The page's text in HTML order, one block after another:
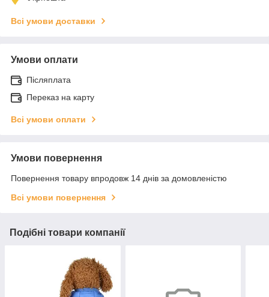
Всі умови доставки
Умови оплати
Післяплата
Переказ на карту
Всі умови оплати
Умови повернення
Повернення товару впродовж 14 днів за домовленістю
Всі умови повернення
Подібні товари компанії